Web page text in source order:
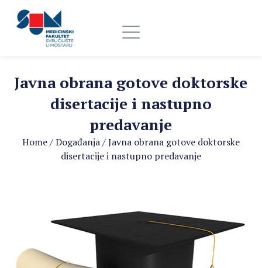
Javna obrana gotove doktorske
disertacije i nastupno
predavanje
Home/Događanja/Javna obrana gotove doktorske
disertacije i nastupno predavanje